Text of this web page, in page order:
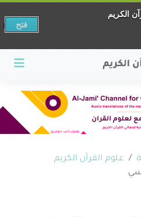
علوم القرآن الكريم
الكريم
فتح